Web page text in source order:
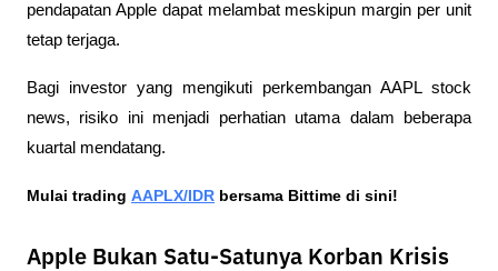
pendapatan Apple dapat melambat meskipun margin per unit
tetap terjaga.
Bagi investor yang mengikuti perkembangan AAPL stock
news, risiko ini menjadi perhatian utama dalam beberapa
kuartal mendatang.
Mulai trading AAPLX/IDR bersama Bittime di sini!
Apple Bukan Satu-Satunya Korban Krisis